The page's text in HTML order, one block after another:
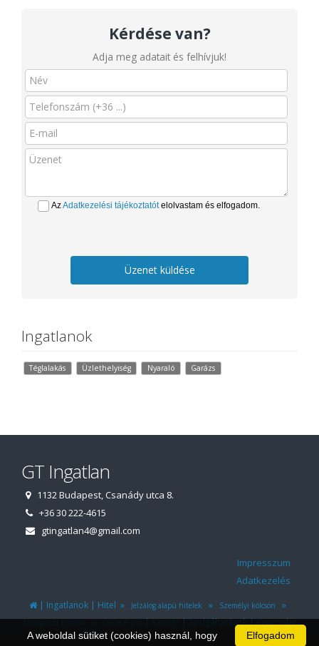
Kérdése van?
Adja meg adatait és felhívjuk!
AzAdatkezelési tájékoztatótelolvastam és elfogadom.
Üzenet küldése
Ingatlanok
Téglalakás Üzlethelyiség Nyaraló Garázs
GT Ingatlan
1132 Budapest, Csanády utca 8.
+36 30 222-4615
gtingatlan4@gmail.com
Impresszum
Adatkezelés
| Ingatlanok| Hitel » Jelzálog alapú hitelek » Személyi kölcsön »
» |Karrier|Szolgáltatások|Kapcsolat
Elfogadom
A weboldal sütiket (cookies) használ, hogy